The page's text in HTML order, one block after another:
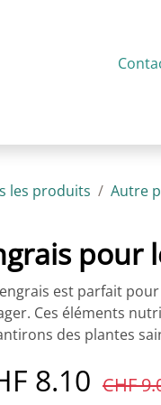
les produits Autre
pour
est parfait
Ces éléments
des plantes
8.10 CHF